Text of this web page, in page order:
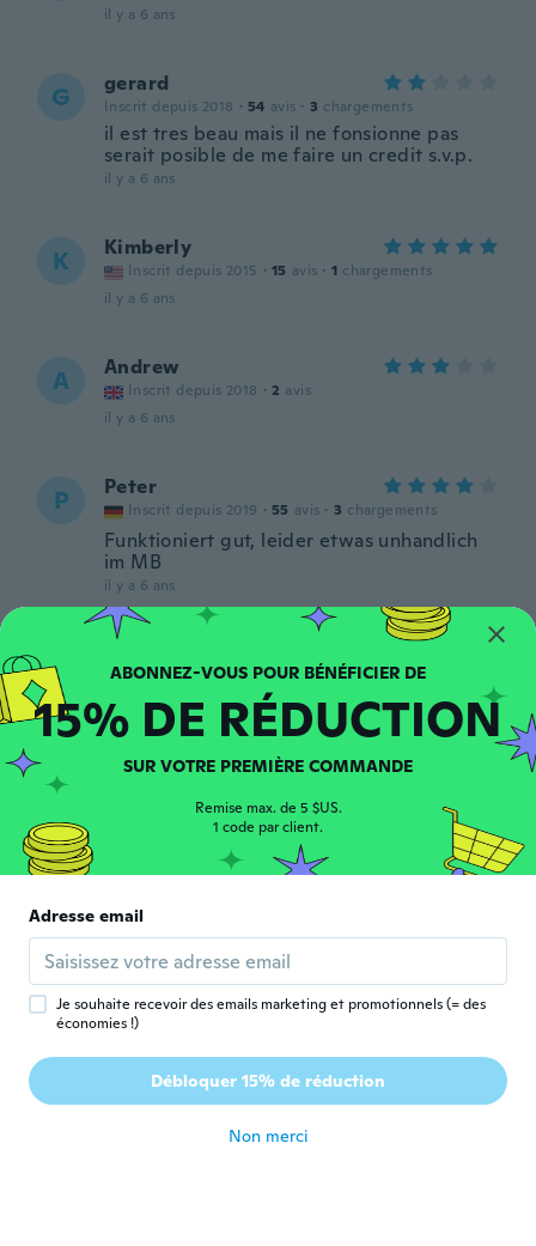
il y a 6 ans
G gerard
Inscrit depuis 2018 · 54 avis · 3 chargements
il est tres beau mais il ne fonsionne pas
serait posible de me faire un credit s.v.p.
il y a 6 ans
K Kimberly
Inscrit depuis 2015 · 15 avis · 1 chargements
il y a 6 ans
A Andrew
Inscrit depuis 2018 · 2 avis
il y a 6 ans
P Peter
Inscrit depuis 2019 · 55 avis · 3 chargements
Funktioniert gut, leider etwas unhandlich
im MB
il y a 6 ans
S Inscrit depuis 2014 · 6 avis
il y a 6 ans
S Sandra
1
Perfecto y como lo ilustrado.
A alex
Inscrit depuis 2017 · 3 avis
Muy bueno funciona al 100 lo recomiendo
Adel
Inscrit depuis 2018 · 1 avis
15% DE RÉDUCTION
SUR VOTRE PREMIÈRE COMMANDE
Remise max. de 5 $US.
1 code par client.
Adresse email
Je souhaite recevoir des emails marketing et promotionnels (= des
économies !)
Débloquer 15% de réduction
Non merci